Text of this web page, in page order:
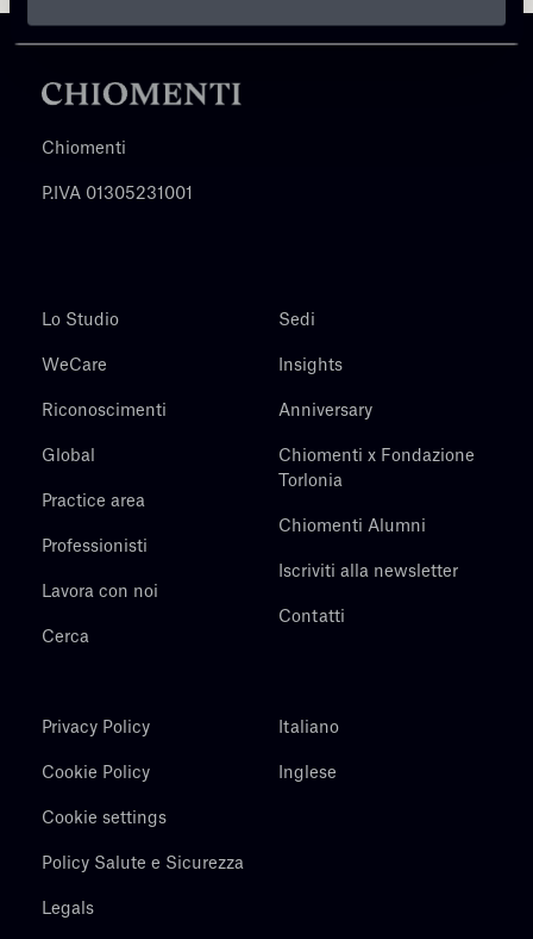
Chiomenti
P.IVA 01305231001
Lo Studio
WeCare
Riconoscimenti
Global
Practice area
Professionisti
Lavora con noi
Cerca
Sedi
Insights
Anniversary
Chiomenti x Fondazione
Torlonia
Chiomenti Alumni
Iscriviti alla newsletter
Contatti
Privacy Policy
Cookie Policy
Cookie settings
Policy Salute e Sicurezza
Legals
Italiano
Inglese